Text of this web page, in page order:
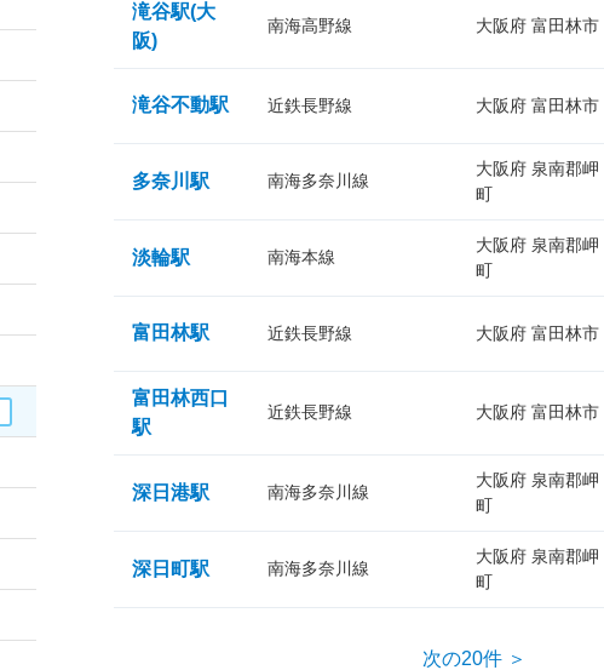
滝谷駅(大
阪)
南海高野線 大阪府 富田林市
滝谷不動駅 近鉄長野線 大阪府 富田林市
多奈川駅 南海多奈川線
大阪府 泉南郡岬
町
淡輪駅 南海本線
大阪府 泉南郡岬
町
富田林駅 近鉄長野線 大阪府 富田林市
富田林西口
駅
近鉄長野線 大阪府 富田林市
深日港駅 南海多奈川線
大阪府 泉南郡岬
町
深日町駅 南海多奈川線
大阪府 泉南郡岬
町
次の20件 ＞